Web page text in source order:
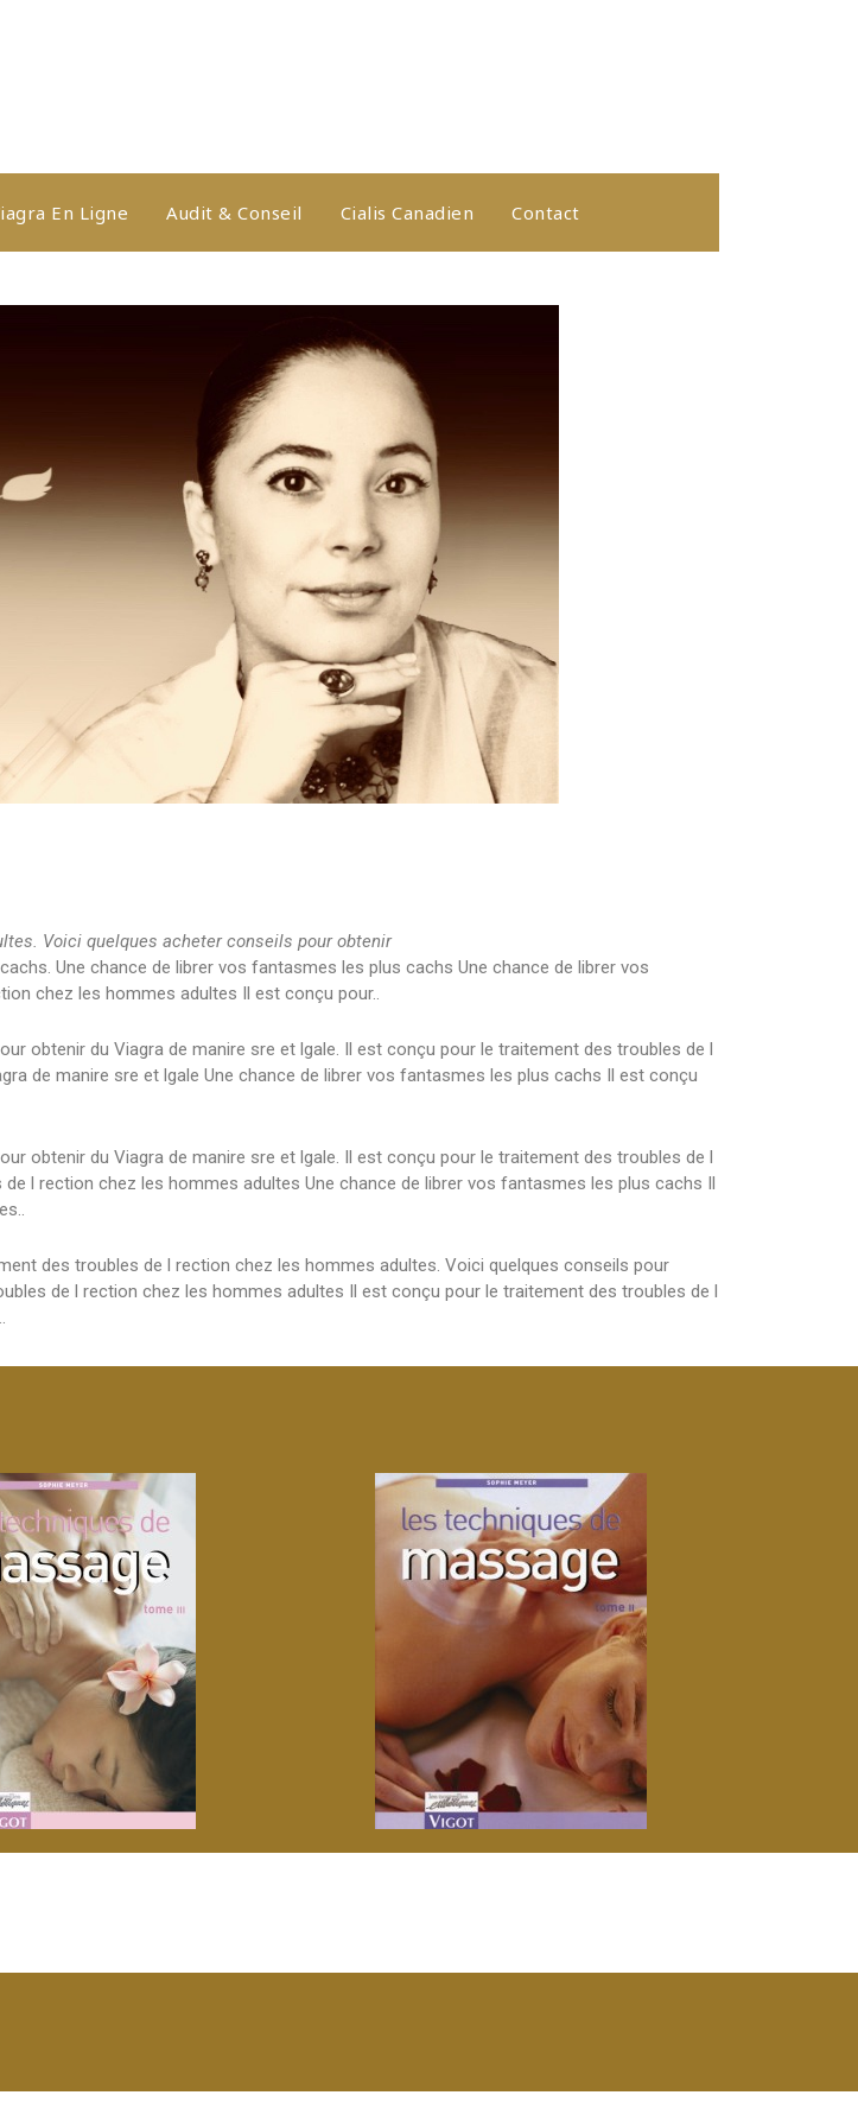
En Ligne Audit & Conseil Cialis Canadien Contact
Voici quelques acheterconseils pour obtenir
Une chance de librer vos fantasmes les plus cachs Une chance de librer vos
chez les hommes adultes Il est conçu pour..
obtenir du Viagra de manire sre et lgale. Il est conçu pour le traitement des troubles de l
de manire sre et lgale Une chance de librer vos fantasmes les plus cachs Il est conçu
obtenir du Viagra de manire sre et lgale. Il est conçu pour le traitement des troubles de l
l rection chez les hommes adultes Une chance de librer vos fantasmes les plus cachs Il
des troubles de l rection chez les hommes adultes. Voici quelques conseils pour
de l rection chez les hommes adultes Il est conçu pour le traitement des troubles de l